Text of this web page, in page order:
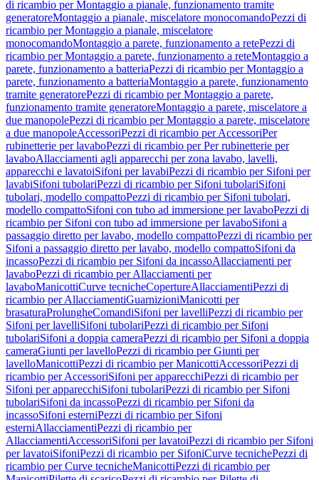
di ricambio per Montaggio a pianale, funzionamento tramite
generatoreMontaggio a pianale, miscelatore monocomandoPezzi di
ricambio per Montaggio a pianale, miscelatore
monocomandoMontaggio a parete, funzionamento a retePezzi di
ricambio per Montaggio a parete, funzionamento a reteMontaggio a
parete, funzionamento a batteriaPezzi di ricambio per Montaggio a
parete, funzionamento a batteriaMontaggio a parete, funzionamento
tramite generatorePezzi di ricambio per Montaggio a parete,
funzionamento tramite generatoreMontaggio a parete, miscelatore a
due manopolePezzi di ricambio per Montaggio a parete, miscelatore
a due manopoleAccessoriPezzi di ricambio per AccessoriPer
rubinetterie per lavaboPezzi di ricambio per Per rubinetterie per
lavaboAllacciamenti agli apparecchi per zona lavabo, lavelli,
apparecchi e lavatoiSifoni per lavabiPezzi di ricambio per Sifoni per
lavabiSifoni tubolariPezzi di ricambio per Sifoni tubolariSifoni
tubolari, modello compattoPezzi di ricambio per Sifoni tubolari,
modello compattoSifoni con tubo ad immersione per lavaboPezzi di
ricambio per Sifoni con tubo ad immersione per lavaboSifoni a
passaggio diretto per lavabo, modello compattoPezzi di ricambio per
Sifoni a passaggio diretto per lavabo, modello compattoSifoni da
incassoPezzi di ricambio per Sifoni da incassoAllacciamenti per
lavaboPezzi di ricambio per Allacciamenti per
lavaboManicottiCurve tecnicheCopertureAllacciamentiPezzi di
ricambio per AllacciamentiGuarnizioniManicotti per
brasaturaProlungheComandiSifoni per lavelliPezzi di ricambio per
Sifoni per lavelliSifoni tubolariPezzi di ricambio per Sifoni
tubolariSifoni a doppia cameraPezzi di ricambio per Sifoni a doppia
cameraGiunti per lavelloPezzi di ricambio per Giunti per
lavelloManicottiPezzi di ricambio per ManicottiAccessoriPezzi di
ricambio per AccessoriSifoni per apparecchiPezzi di ricambio per
Sifoni per apparecchiSifoni tubolariPezzi di ricambio per Sifoni
tubolariSifoni da incassoPezzi di ricambio per Sifoni da
incassoSifoni esterniPezzi di ricambio per Sifoni
esterniAllacciamentiPezzi di ricambio per
AllacciamentiAccessoriSifoni per lavatoiPezzi di ricambio per Sifoni
per lavatoiSifoniPezzi di ricambio per SifoniCurve tecnichePezzi di
ricambio per Curve tecnicheManicottiPezzi di ricambio per